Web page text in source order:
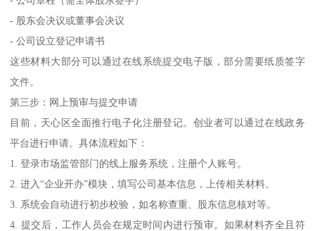
- 股东会决议或董事会决议
- 公司设立登记申请书
这些材料大部分可以通过在线系统提交电子版，部分需要纸质签字
文件。
第三步：网上预审与提交申请
目前，天心区全面推行电子化注册登记。创业者可以通过在线政务
平台进行申请。具体流程如下：
1. 登录市场监管部门的线上服务系统，注册个人账号。
2. 进入“企业开办”模块，填写公司基本信息，上传相关材料。
3. 系统会自动进行初步校验，如名称查重、股东信息核对等。
4. 提交后，工作人员会在规定时间内进行预审。如果材料齐全且符